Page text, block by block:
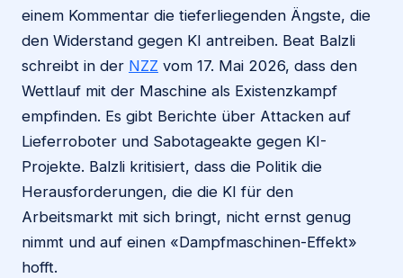
einem Kommentar die tieferliegenden Ängste, die
den Widerstand gegen KI antreiben. Beat Balzli
schreibt in der NZZ vom 17. Mai 2026, dass den
Wettlauf mit der Maschine als Existenzkampf
empfinden. Es gibt Berichte über Attacken auf
Lieferroboter und Sabotageakte gegen KI-
Projekte. Balzli kritisiert, dass die Politik die
Herausforderungen, die die KI für den
Arbeitsmarkt mit sich bringt, nicht ernst genug
nimmt und auf einen «Dampfmaschinen-Effekt»
hofft.